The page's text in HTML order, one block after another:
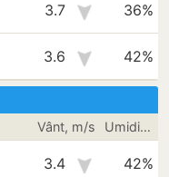
3.7 36%
3.6 42%
Vânt, m/s Umiditate
3.4 42%